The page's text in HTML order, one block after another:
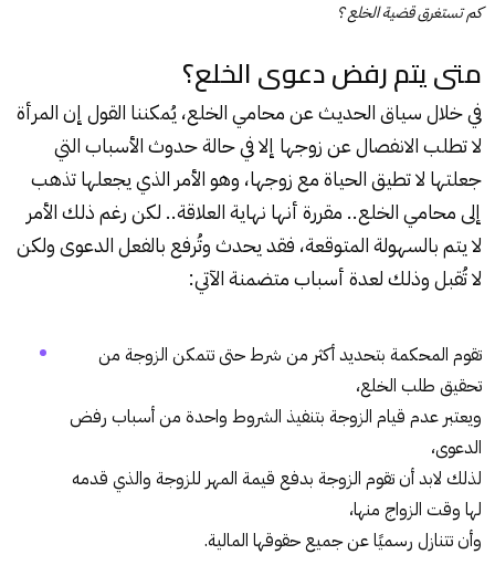
كم تستغرق قضية الخلع ؟
متى يتم رفض دعوى الخلع؟
في خلال سياق الحديث عن محامي الخلع، يُمكننا القول إن المرأة
لا تطلب الانفصال عن زوجها إلا في حالة حدوث الأسباب التي
جعلتها لا تطيق الحياة مع زوجها، وهو الأمر الذي يجعلها تذهب
إلى محامي الخلع.. مقررة أنها نهاية العلاقة.. لكن رغم ذلك الأمر
لا يتم بالسهولة المتوقعة، فقد يحدث وتُرفع بالفعل الدعوى ولكن
لا تُقبل وذلك لعدة أسباب متضمنة الآتي:
تقوم المحكمة بتحديد أكثر من شرط حتى تتمكن الزوجة من
تحقيق طلب الخلع،
ويعتبر عدم قيام الزوجة بتنفيذ الشروط واحدة من أسباب رفض
الدعوى،
لذلك لابد أن تقوم الزوجة بدفع قيمة المهر للزوجة والذي قدمه
لها وقت الزواج منها،
وأن تتنازل رسميًا عن جميع حقوقها المالية.